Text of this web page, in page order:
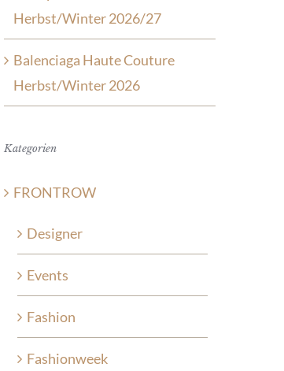
Herbst/Winter 2026/27
Balenciaga Haute Couture
Herbst/Winter 2026
Kategorien
FRONTROW
Designer
Events
Fashion
Fashionweek